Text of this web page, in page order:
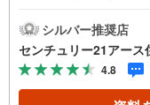
ズになります
◆センチュリ
ー21のお店。
を満たした、
ュリオン」
シルバー推奨店
センチュリー21アース
4.8